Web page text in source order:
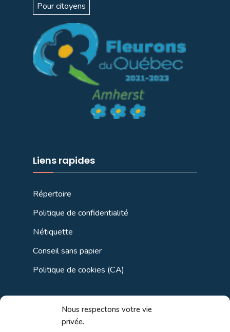
Nous respectons votre vie
privée.
Pour citoyens
Liens rapides
Répertoire
Politique de confidentialité
Nétiquette
Conseil sans papier
Politique de cookies (CA)
Liens utiles